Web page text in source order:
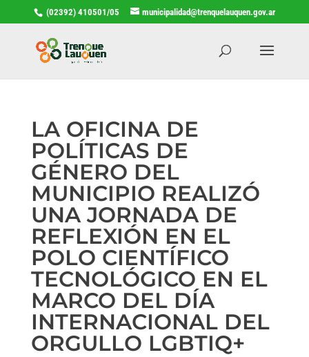
(02392) 410501/05 municipalidad@trenquelauquen.gov.ar
LA OFICINA DE
POLÍTICAS DE
GÉNERO DEL
MUNICIPIO REALIZÓ
UNA JORNADA DE
REFLEXIÓN EN EL
POLO CIENTÍFICO
TECNOLÓGICO EN EL
MARCO DEL DÍA
INTERNACIONAL DEL
ORGULLO LGBTIQ+